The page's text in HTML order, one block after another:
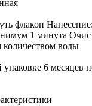
флакон
1 минута
воды
упаковке 6 месяцев